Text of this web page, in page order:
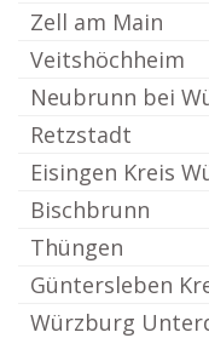
Zell am Main
Veitshöchheim
Neubrunn bei
Retzstadt
Eisingen Kreis
Bischbrunn
Thüngen
Güntersleben
Würzburg